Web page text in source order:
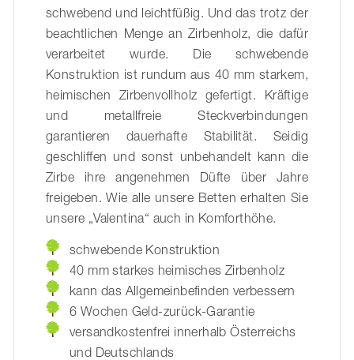
schwebend und leichtfüßig. Und das trotz der
beachtlichen Menge an Zirbenholz, die dafür
verarbeitet wurde. Die schwebende
Konstruktion ist rundum aus 40 mm starkem,
heimischen Zirbenvollholz gefertigt. Kräftige
und metallfreie Steckverbindungen
garantieren dauerhafte Stabilität. Seidig
geschliffen und sonst unbehandelt kann die
Zirbe ihre angenehmen Düfte über Jahre
freigeben. Wie alle unsere Betten erhalten Sie
unsere „Valentina“ auch in Komforthöhe.
schwebende Konstruktion
40 mm starkes heimisches Zirbenholz
kann das Allgemeinbefinden verbessern
6 Wochen Geld-zurück-Garantie
versandkostenfrei innerhalb Österreichs
und Deutschlands